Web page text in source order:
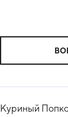
Куриный